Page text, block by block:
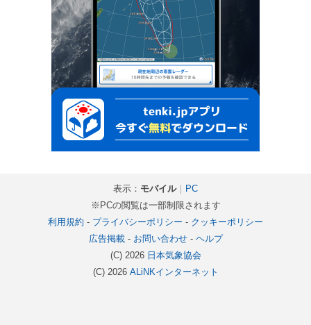
表示： モバイル｜
PC
※PCの閲覧は一部制限されます
利用規約 - プライバシーポリシー - クッキーポリシー
広告掲載- お問い合わせ- ヘルプ
(C) 2026 日本気象協会
(C) 2026 ALiNKインターネット